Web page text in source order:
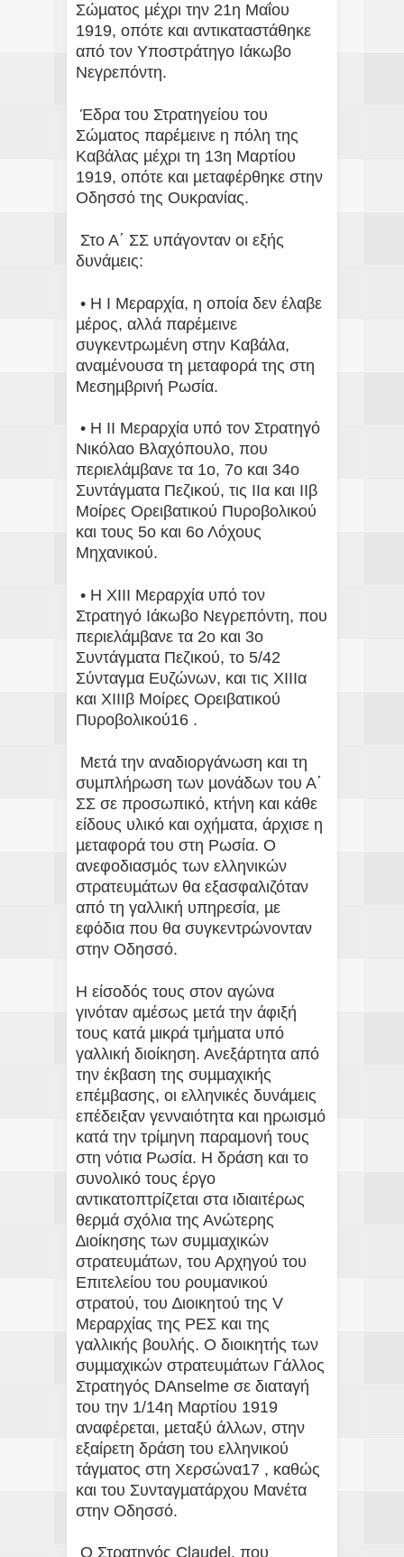
Σώµατος µέχρι την 21η Μαΐου
1919, οπότε και αντικαταστάθηκε
από τον Υποστράτηγο Ιάκωβο
Νεγρεπόντη.
Έδρα του Στρατηγείου του
Σώµατος παρέµεινε η πόλη της
Καβάλας µέχρι τη 13η Μαρτίου
1919, οπότε και µεταφέρθηκε στην
Οδησσό της Ουκρανίας.
Στο Α΄ ΣΣ υπάγονταν οι εξής
δυνάµεις:
• Η Ι Μεραρχία, η οποία δεν έλαβε
µέρος, αλλά παρέµεινε
συγκεντρωµένη στην Καβάλα,
αναµένουσα τη µεταφορά της στη
Μεσηµβρινή Ρωσία.
• Η ΙΙ Μεραρχία υπό τον Στρατηγό
Νικόλαο Βλαχόπουλο, που
περιελάµβανε τα 1ο, 7ο και 34ο
Συντάγµατα Πεζικού, τις ΙΙα και ΙΙβ
Μοίρες Ορειβατικού Πυροβολικού
και τους 5ο και 6ο Λόχους
Μηχανικού.
• Η ΧΙΙΙ Μεραρχία υπό τον
Στρατηγό Ιάκωβο Νεγρεπόντη, που
περιελάµβανε τα 2ο και 3ο
Συντάγµατα Πεζικού, το 5/42
Σύνταγµα Ευζώνων, και τις ΧΙΙΙα
και ΧΙΙΙβ Μοίρες Ορειβατικού
Πυροβολικού16 .
Μετά την αναδιοργάνωση και τη
συµπλήρωση των µονάδων του Α΄
ΣΣ σε προσωπικό, κτήνη και κάθε
είδους υλικό και οχήµατα, άρχισε η
µεταφορά του στη Ρωσία. Ο
ανεφοδιασµός των ελληνικών
στρατευµάτων θα εξασφαλιζόταν
από τη γαλλική υπηρεσία, µε
εφόδια που θα συγκεντρώνονταν
στην Οδησσό.
Η είσοδός τους στον αγώνα
γινόταν αµέσως µετά την άφιξή
τους κατά µικρά τµήµατα υπό
γαλλική διοίκηση. Ανεξάρτητα από
την έκβαση της συµµαχικής
επέµβασης, οι ελληνικές δυνάµεις
επέδειξαν γενναιότητα και ηρωισµό
κατά την τρίµηνη παραµονή τους
στη νότια Ρωσία. Η δράση και το
συνολικό τους έργο
αντικατοπτρίζεται στα ιδιαιτέρως
θερµά σχόλια της Ανώτερης
∆ιοίκησης των συµµαχικών
στρατευµάτων, του Αρχηγού του
Επιτελείου του ρουµανικού
στρατού, του ∆ιοικητού της V
Μεραρχίας της ΡΕΣ και της
γαλλικής βουλής. O διοικητής των
συµµαχικών στρατευµάτων Γάλλος
Στρατηγός DAnselme σε διαταγή
του την 1/14η Μαρτίου 1919
αναφέρεται, µεταξύ άλλων, στην
εξαίρετη δράση του ελληνικού
τάγµατος στη Χερσώνα17 , καθώς
και του Συνταγµατάρχου Μανέτα
στην Οδησσό.
Ο Στρατηγός Claudel, που